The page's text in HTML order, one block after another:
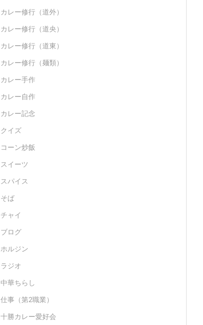
カレー修行（道外）
カレー修行（道央）
カレー修行（道東）
カレー修行（麺類）
カレー手作
カレー自作
カレー記念
クイズ
コーン炒飯
スイーツ
スパイス
そば
チャイ
ブログ
ホルジン
ラジオ
中華ちらし
仕事（第2職業）
十勝カレー愛好会